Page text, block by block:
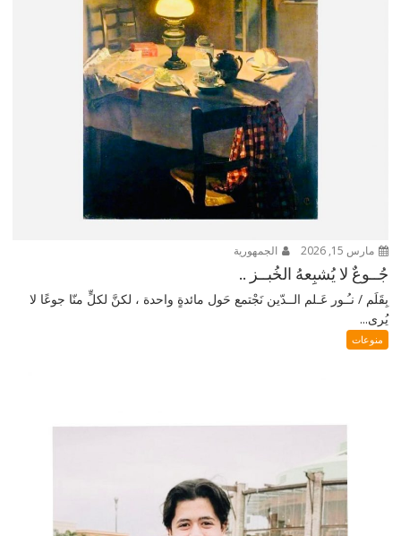
مارس 15, 2026 الجمهورية
جُــوعٌ لا يُشبِعهُ الخُبــز ..
بِقَلَم / نـُـور عَـلم الــدّين نَجْتمع حَول مائدةٍ واحدة ، لكنَّ لكلٍّ منّا جوعًا لا
يُرى...
منوعات